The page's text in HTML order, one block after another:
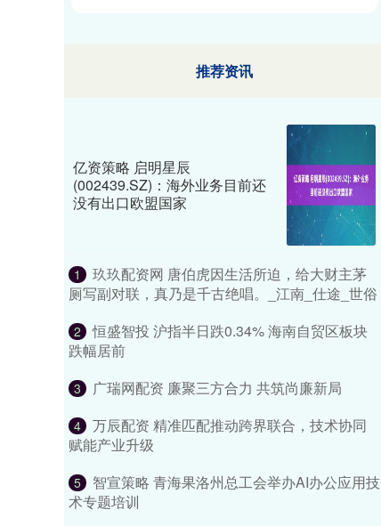
推荐资讯
亿资策略 启明星辰
(002439.SZ)：海外业务目前还
没有出口欧盟国家
1
玖玖配资网 唐伯虎因生活所迫，给大财主茅
厕写副对联，真乃是千古绝唱。_江南_仕途_世俗
2
恒盛智投 沪指半日跌0.34% 海南自贸区板块
跌幅居前
3 广瑞网配资 廉聚三方合力 共筑尚廉新局
4
万辰配资 精准匹配推动跨界联合，技术协同
赋能产业升级
5
智宣策略 青海果洛州总工会举办AI办公应用技
术专题培训